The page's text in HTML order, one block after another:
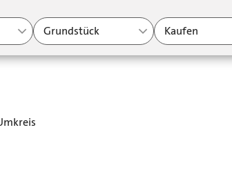
Grundstück Kaufen